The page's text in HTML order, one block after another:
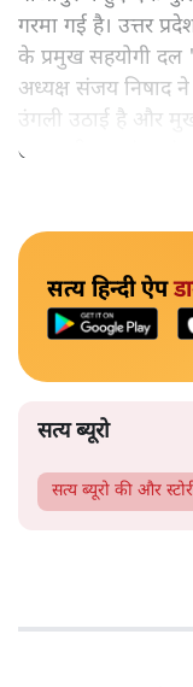
गरमा गई है। उत्तर
के प्रमुख सहयोगी दल
अध्यक्ष संजय निषाद
उंगली उठाई है और
उच्चस्तरीय स्वतंत्र
सत्य हिन्दी ऐप
सत्य ब्यूरो
सत्य ब्यूरो की और